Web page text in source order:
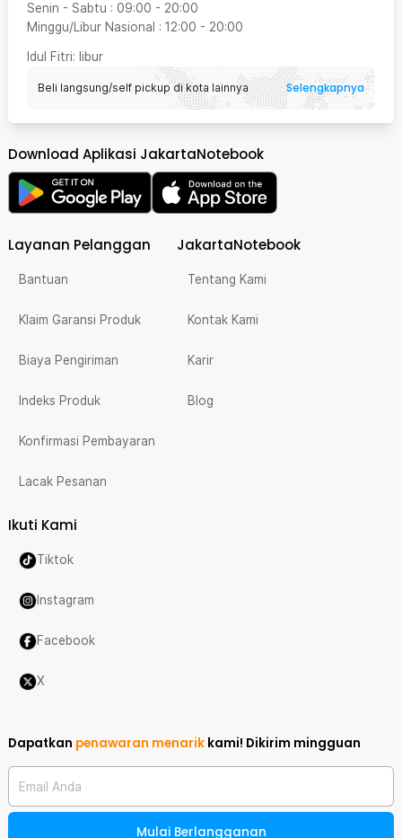
Senin - Sabtu : 09:00 - 20:00
Minggu/Libur Nasional : 12:00 - 20:00
Idul Fitri: libur
Beli langsung/self pickup di kota lainnya Selengkapnya
Download Aplikasi JakartaNotebook
Layanan Pelanggan
Bantuan
Klaim Garansi Produk
Biaya Pengiriman
Indeks Produk
Konfirmasi Pembayaran
Lacak Pesanan
JakartaNotebook
Tentang Kami
Kontak Kami
Karir
Blog
Ikuti Kami
Tiktok
Instagram
Facebook
X
Dapatkan penawaran menarik kami! Dikirim mingguan
Email Anda
Mulai Berlangganan